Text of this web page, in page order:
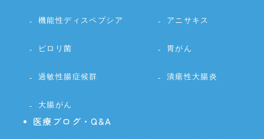
機能性ディスペプシア アニサキス
ピロリ菌 胃がん
過敏性腸症候群 潰瘍性大腸炎
大腸がん
医療ブログ・Q&A